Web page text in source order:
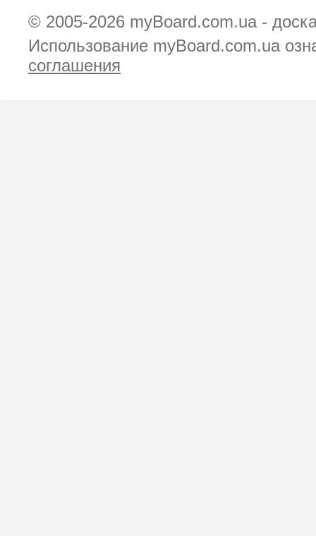
© 2005-2026 myBoard.com.ua -
Использование myBoard.com.ua
соглашения